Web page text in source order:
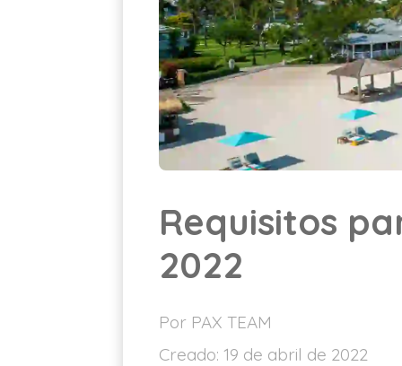
Requisitos
2022
Por PAX TEAM
Creado: 19 de abril de 2022